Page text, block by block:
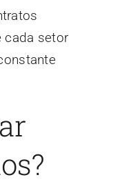
cada setor